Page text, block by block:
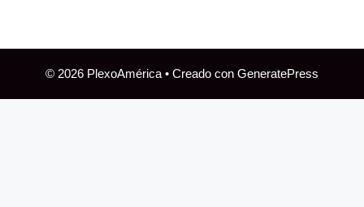
© 2026 PlexoAmérica • Creado con GeneratePress